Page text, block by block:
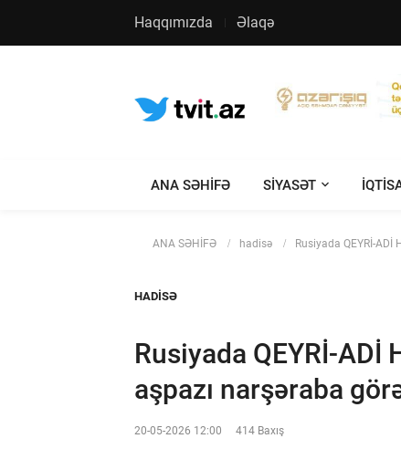
Haqqımızda Əlaqə
ANA SƏHİFƏ SIYASƏT
ANA SƏHİFƏ hadisə Rusiyada QEYRİ-ADİ
HADISƏ
Rusiyada QEYRİ-ADİ
aşpazı narşəraba
20-05-2026 12:00 414 Baxış